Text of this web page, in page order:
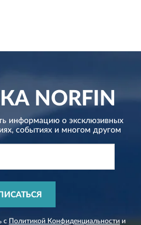
NORFIN
информацию о эксклюзивных
событиях и многом другом
с Политикой Конфиденциальности и